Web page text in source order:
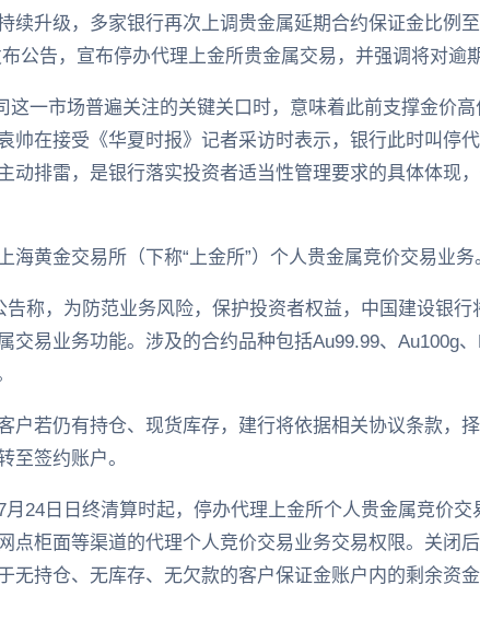
续升级，多家银行再次上调贵金属延期合约保证金比例
公告，宣布停办代理上金所贵金属交易，并强调将对逾
这一市场普遍关注的关键关口时，意味着此前支撑金价
帅在接受《华夏时报》记者采访时表示，银行此时叫停
动排雷，是银行落实投资者适当性管理要求的具体体现
海黄金交易所（下称“上金所”）个人贵金属竞价交易业务
称，为防范业务风险，保护投资者权益，中国建设银行
交易业务功能。涉及的合约品种包括Au99.99、Au100g、
户若仍有持仓、现货库存，建行将依据相关协议条款，
至签约账户。
24日日终清算时起，停办代理上金所个人贵金属竞价
点柜面等渠道的代理个人竞价交易业务交易权限。关闭
无持仓、无库存、无欠款的客户保证金账户内的剩余资